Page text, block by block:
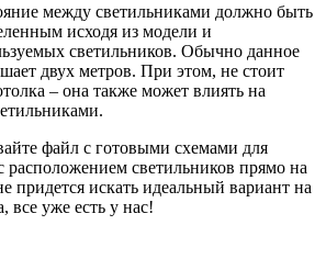
между светильниками должно быть
исходя из модели и
светильников. Обычно данное
двух метров. При этом, не стоит
– она также может влиять на
файл с готовыми схемами для
расположением светильников прямо на
придется искать идеальный вариант на
все уже есть у нас!